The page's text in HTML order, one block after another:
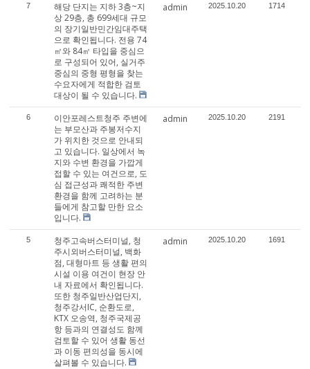
7
해당 단지는 지하 3층~지
상 29층, 총 699세대 규모
의 장기일반민간임대주택
으로 확인됩니다. 전용 74
㎡와 84㎡ 타입을 중심으
로 구성되어 있어, 실거주
중심의 중형 평형을 찾는
수요자에게 적합한 검토
대상이 될 수 있습니다.
admin 2025.10.20 1714
6
이안포레스트청주 주변에
는 부모산과 주봉저수지
가 위치한 것으로 안내되
고 있습니다. 일상에서 녹
지와 수변 환경을 가깝게
접할 수 있는 여건으로, 도
심 접근성과 쾌적한 주변
환경을 함께 고려하는 분
들에게 참고할 만한 요소
입니다.
admin 2025.10.20 2191
5
청주고속버스터미널, 청
주시외버스터미널, 백화
점, 대형마트 등 생활 편의
시설 이용 여건이 현장 안
내 자료에서 확인됩니다.
또한 청주일반산업단지,
청주강서IC, 순환도로,
KTX 오송역, 청주국제공
항 등과의 연결성도 함께
검토할 수 있어 생활 동선
과 이동 편의성을 동시에
살펴볼 수 있습니다.
admin 2025.10.20 1691